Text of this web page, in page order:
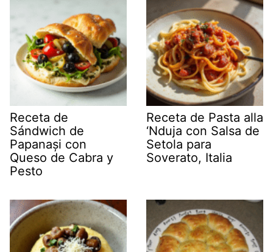
Receta de
Sándwich de
Papanași con
Queso de Cabra y
Pesto
Receta de Pasta alla
‘Nduja con Salsa de
Setola para
Soverato, Italia